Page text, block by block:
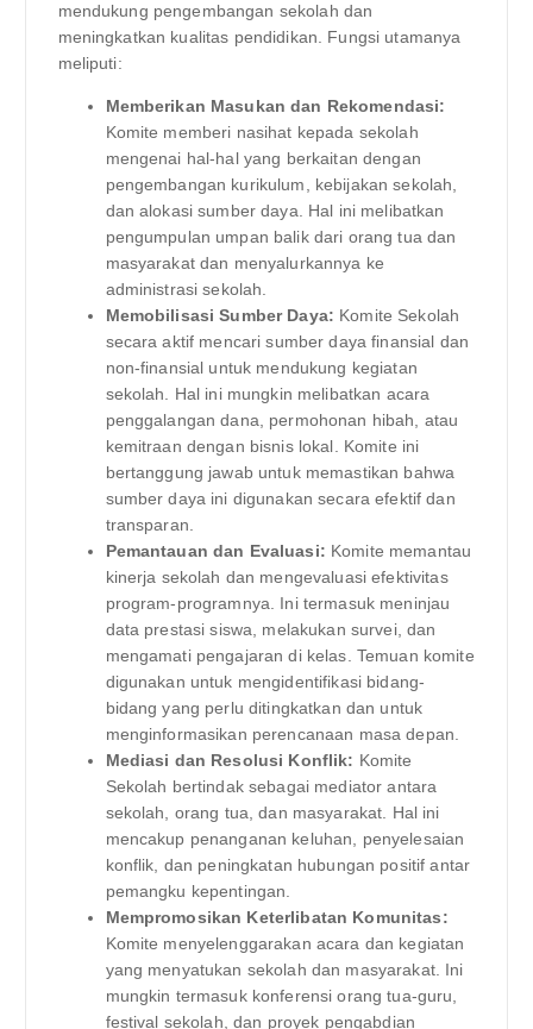
mendukung pengembangan sekolah dan
meningkatkan kualitas pendidikan. Fungsi utamanya
meliputi:
Memberikan Masukan dan Rekomendasi:
Komite memberi nasihat kepada sekolah
mengenai hal-hal yang berkaitan dengan
pengembangan kurikulum, kebijakan sekolah,
dan alokasi sumber daya. Hal ini melibatkan
pengumpulan umpan balik dari orang tua dan
masyarakat dan menyalurkannya ke
administrasi sekolah.
Memobilisasi Sumber Daya: Komite Sekolah
secara aktif mencari sumber daya finansial dan
non-finansial untuk mendukung kegiatan
sekolah. Hal ini mungkin melibatkan acara
penggalangan dana, permohonan hibah, atau
kemitraan dengan bisnis lokal. Komite ini
bertanggung jawab untuk memastikan bahwa
sumber daya ini digunakan secara efektif dan
transparan.
Pemantauan dan Evaluasi: Komite memantau
kinerja sekolah dan mengevaluasi efektivitas
program-programnya. Ini termasuk meninjau
data prestasi siswa, melakukan survei, dan
mengamati pengajaran di kelas. Temuan komite
digunakan untuk mengidentifikasi bidang-
bidang yang perlu ditingkatkan dan untuk
menginformasikan perencanaan masa depan.
Mediasi dan Resolusi Konflik: Komite
Sekolah bertindak sebagai mediator antara
sekolah, orang tua, dan masyarakat. Hal ini
mencakup penanganan keluhan, penyelesaian
konflik, dan peningkatan hubungan positif antar
pemangku kepentingan.
Mempromosikan Keterlibatan Komunitas:
Komite menyelenggarakan acara dan kegiatan
yang menyatukan sekolah dan masyarakat. Ini
mungkin termasuk konferensi orang tua-guru,
festival sekolah, dan proyek pengabdian